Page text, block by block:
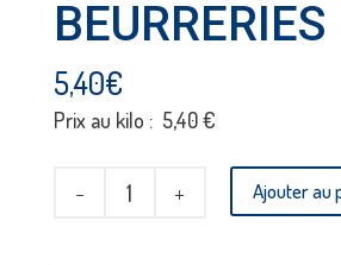
BEURRERIES
5,40€
Prix au kilo : 5,40 €
quantité
Ajouter au